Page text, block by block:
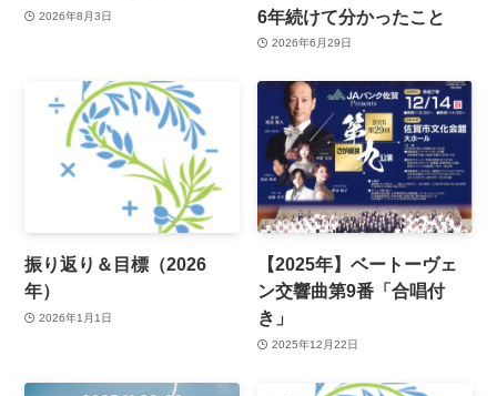
2026年8月3日
6年続けて分かったこと
2026年6月29日
振り返り＆目標（2026
年）
2026年1月1日
【2025年】ベートーヴェ
ン交響曲第9番「合唱付
き」
2025年12月22日